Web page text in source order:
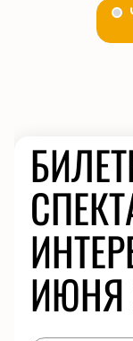
ИЮНЯ